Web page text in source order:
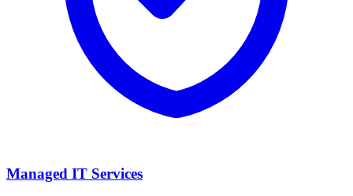
Managed IT Services